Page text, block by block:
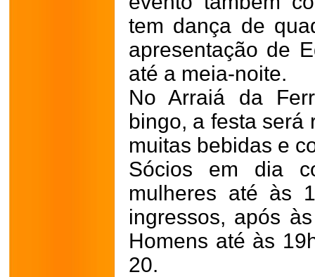
tem dança de
apresentação de
até a meia-noite.
No Arraiá da
bingo, a festa será
muitas bebidas e
Sócios em dia
mulheres até às
ingressos, após
Homens até às
20.